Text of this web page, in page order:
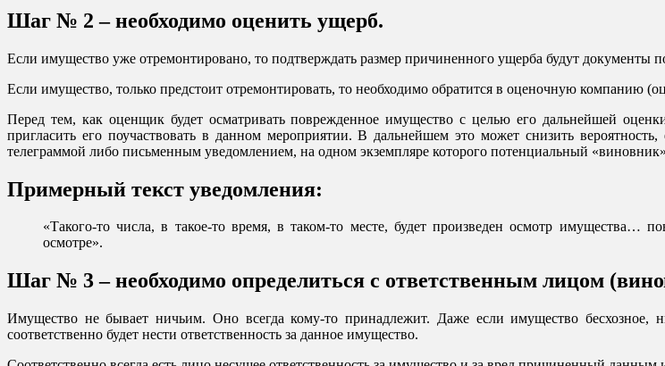
Шаг № 2 – необходимо оценить ущерб.
Если имущество уже отремонтировано, то подтверждать размер причиненного ущерба будут документы
Если имущество, только предстоит отремонтировать, то необходимо обратится в оценочную компанию
Перед тем, как оценщик будет осматривать поврежденное имущество с целью его дальнейшей
пригласить его поучаствовать в данном мероприятии. В дальнейшем это может снизить
телеграммой либо письменным уведомлением, на одном экземпляре которого потенциальный
Примерный текст уведомления:
«Такого-то числа, в такое-то время, в таком-то месте, будет произведен осмотр имущества…
осмотре».
Шаг № 3 – необходимо определиться с ответственным лицом
Имущество не бывает ничьим. Оно всегда кому-то принадлежит. Даже если имущество бесхозное,
соответственно будет нести ответственность за данное имущество.